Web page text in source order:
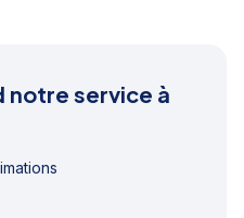
notre service à